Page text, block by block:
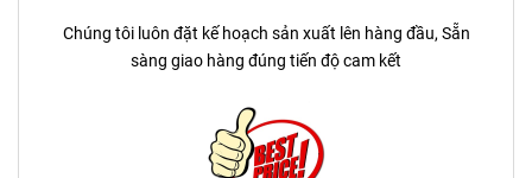
Chúng tôi luôn đặt kế hoạch sản xuất lên hàng đầu, Sẵn
sàng giao hàng đúng tiến độ cam kết